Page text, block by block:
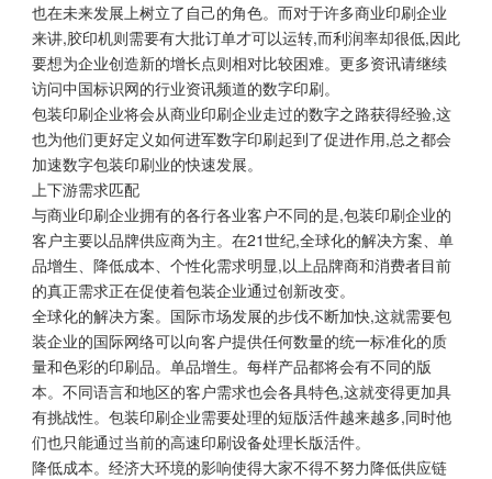
也在未来发展上树立了自己的角色。而对于许多商业印刷企业
来讲,胶印机则需要有大批订单才可以运转,而利润率却很低,因此
要想为企业创造新的增长点则相对比较困难。更多资讯请继续
访问中国标识网的行业资讯频道的数字印刷。
包装印刷企业将会从商业印刷企业走过的数字之路获得经验,这
也为他们更好定义如何进军数字印刷起到了促进作用,总之都会
加速数字包装印刷业的快速发展。
上下游需求匹配
与商业印刷企业拥有的各行各业客户不同的是,包装印刷企业的
客户主要以品牌供应商为主。在21世纪,全球化的解决方案、单
品增生、降低成本、个性化需求明显,以上品牌商和消费者目前
的真正需求正在促使着包装企业通过创新改变。
全球化的解决方案。国际市场发展的步伐不断加快,这就需要包
装企业的国际网络可以向客户提供任何数量的统一标准化的质
量和色彩的印刷品。单品增生。每样产品都将会有不同的版
本。不同语言和地区的客户需求也会各具特色,这就变得更加具
有挑战性。包装印刷企业需要处理的短版活件越来越多,同时他
们也只能通过当前的高速印刷设备处理长版活件。
降低成本。经济大环境的影响使得大家不得不努力降低供应链